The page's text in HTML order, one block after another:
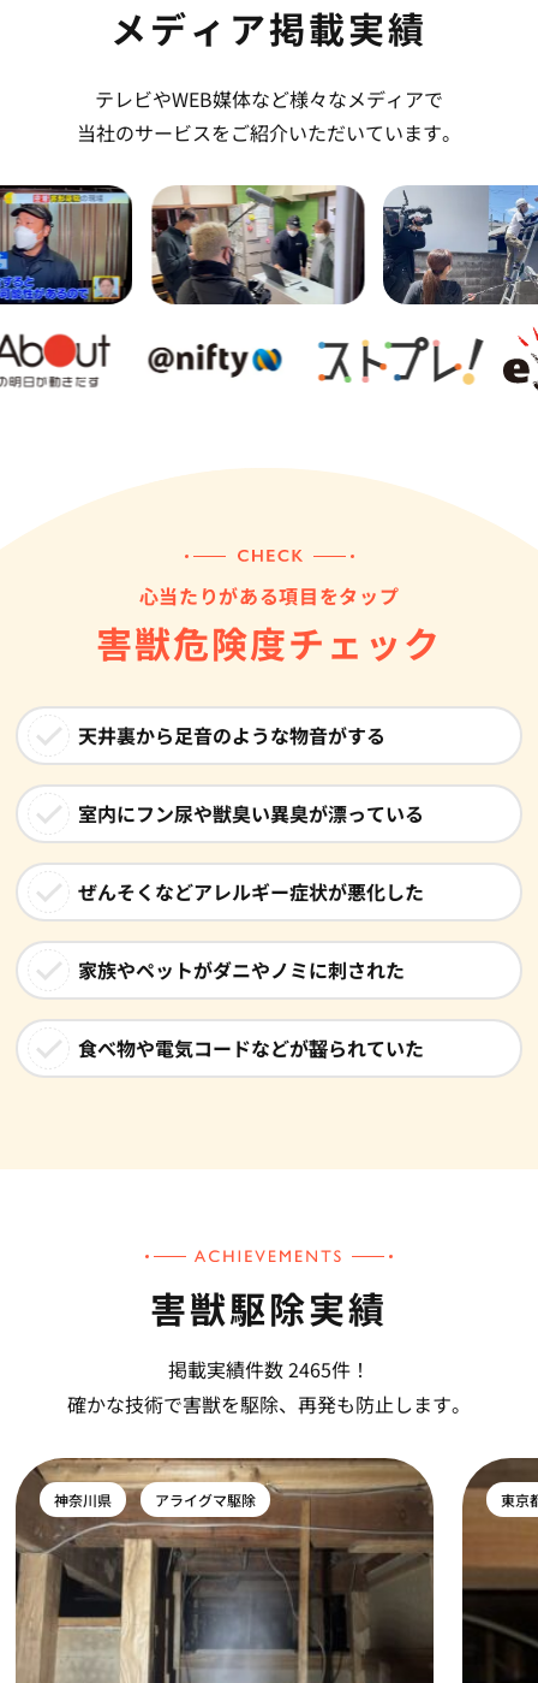
メディア掲載実績
テレビやWEB媒体など様々なメディアで
当社のサービスをご紹介いただいています。
心当たりがある項目をタップ
害獣危険度チェック
天井裏から足音のような物音がする
室内にフン尿や獣臭い異臭が漂っている
ぜんそくなどアレルギー症状が悪化した
家族やペットがダニやノミに刺された
食べ物や電気コードなどが齧られていた
害獣駆除実績
掲載実績件数 2465件！
確かな技術で害獣を駆除、再発も防止します。
神奈川県 アライグマ駆除 東京